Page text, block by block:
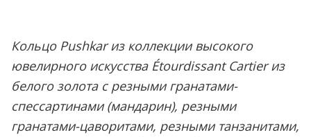
Кольцо Pushkar из коллекции высокого
ювелирного искусства Étourdissant Cartier из
белого золота с резными гранатами-
спессартинами (мандарин), резными
гранатами-цаворитами, резными танзанитами,